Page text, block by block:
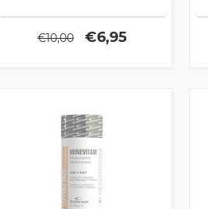
€10,00 €6,95